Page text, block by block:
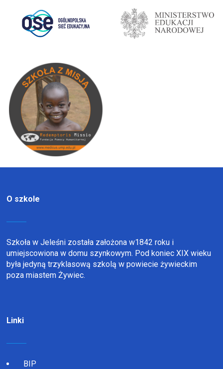
O szkole
Szkoła w Jeleśni została założona w1842 roku i
umiejscowiona w domu szynkowym. Pod koniec XIX wieku
była jedyną trzyklasową szkolą w powiecie żywieckim
poza miastem Żywiec.
Linki
BIP